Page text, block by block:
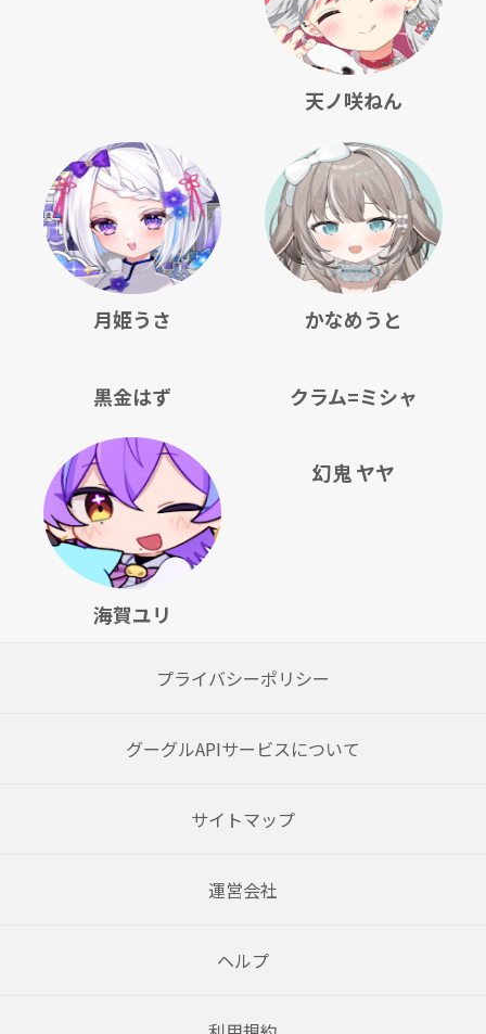
天ノ咲ねん
月姫うさ かなめうと
黒金はず クラム=ミシャ
海賀ユリ
幻鬼 ヤヤ
プライバシーポリシー
グーグルAPIサービスについて
サイトマップ
運営会社
ヘルプ